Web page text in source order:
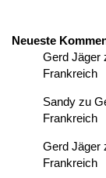
Neueste
Gerd Jäger
Frankreich
Sandy zu
Frankreich
Gerd Jäger
Frankreich